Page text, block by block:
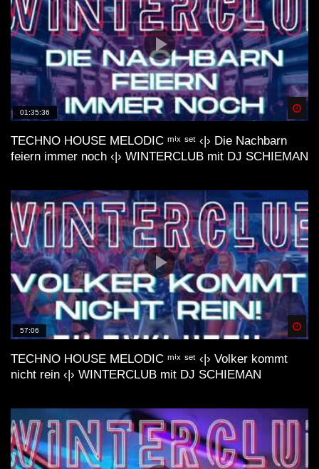
01:35:36
TECHNO HOUSE MELODIC ᵐⁱˣ ˢᵉᵗ ‹|› Die Nachbarn
feiern immer noch ‹|› WINTERCLUB mit DJ SCHIEMAN
57:06
TECHNO HOUSE MELODIC ᵐⁱˣ ˢᵉᵗ ‹|› Volker kommt
nicht rein ‹|› WINTERCLUB mit DJ SCHIEMAN